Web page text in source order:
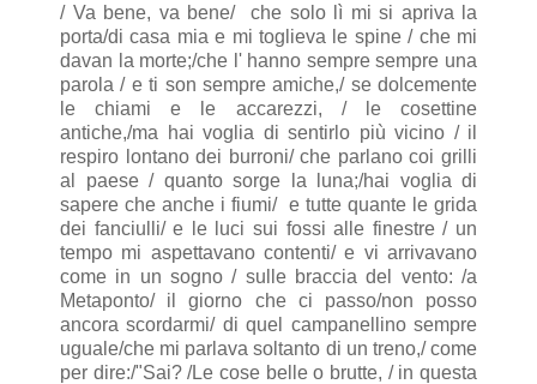
/ Va bene, va bene/ che solo lì mi si apriva la
porta/di casa mia e mi toglieva le spine / che mi
davan la morte;/che l' hanno sempre sempre una
parola / e ti son sempre amiche,/ se dolcemente
le chiami e le accarezzi, / le cosettine
antiche,/ma hai voglia di sentirlo più vicino / il
respiro lontano dei burroni/ che parlano coi grilli
al paese / quanto sorge la luna;/hai voglia di
sapere che anche i fiumi/ e tutte quante le grida
dei fanciulli/ e le luci sui fossi alle finestre / un
tempo mi aspettavano contenti/ e vi arrivavano
come in un sogno / sulle braccia del vento: /a
Metaponto/ il giorno che ci passo/non posso
ancora scordarmi/ di quel campanellino sempre
uguale/che mi parlava soltanto di un treno,/ come
per dire:/"Sai? /Le cose belle o brutte, / in questa